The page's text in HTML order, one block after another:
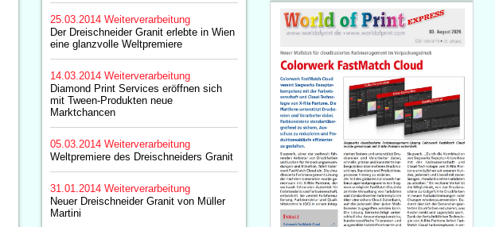
25.03.2014 Weiterverarbeitung
Der Dreischneider Granit erlebte in Wien
eine glanzvolle Weltpremiere
14.03.2014 Weiterverarbeitung
Diamond Print Services eröffnen sich
mit Tween-Produkten neue
Marktchancen
05.03.2014 Weiterverarbeitung
Weltpremiere des Dreischneiders Granit
31.01.2014 Weiterverarbeitung
Neuer Dreischneider Granit von Müller
Martini